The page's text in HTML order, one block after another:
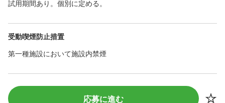
試用期間あり。個別に定める。
受動喫煙防止措置
第一種施設において施設内禁煙
応募に進む